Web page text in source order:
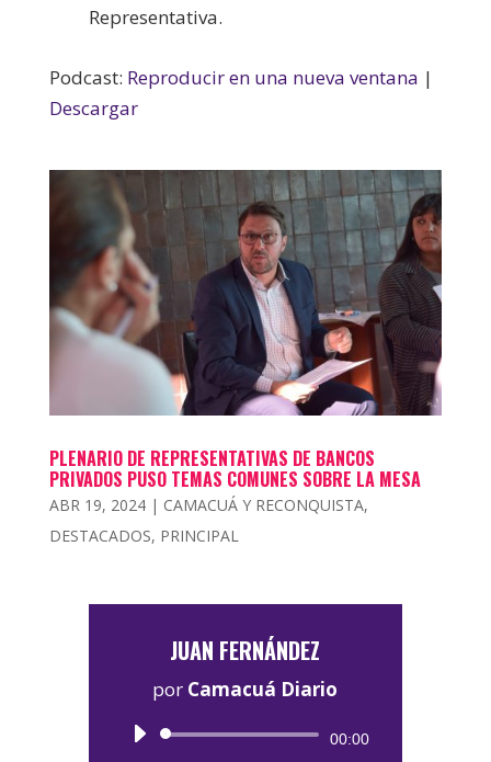
Representativa.
Podcast: Reproducir en una nueva ventana |
Descargar
PLENARIO DE REPRESENTATIVAS DE BANCOS
PRIVADOS PUSO TEMAS COMUNES SOBRE LA MESA
ABR 19, 2024| CAMACUÁ Y RECONQUISTA,
DESTACADOS, PRINCIPAL
JUAN FERNÁNDEZ
por Camacuá Diario
Reproductor
00:00